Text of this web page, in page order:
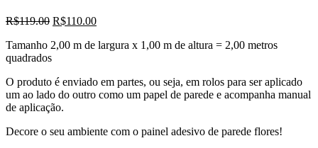
R$119.00 O
original
R$110.00O
atual
Tamanho 2,00 m de largura x 1,00 m de altura = 2,00 metros
quadrados
O produto é enviado em partes, ou seja, em rolos para ser aplicado
um ao lado do outro como um papel de parede e acompanha manual
de aplicação.
Decore o seu ambiente com o painel adesivo de parede flores!